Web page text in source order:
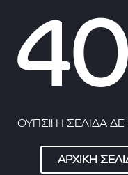
ΟΥΠΣ!! Η ΣΕΛΙΔΑ
ΑΡΧΙΚΗ